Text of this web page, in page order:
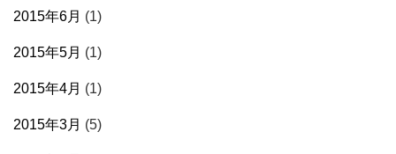
2015年6月 (1)
2015年5月 (1)
2015年4月 (1)
2015年3月 (5)